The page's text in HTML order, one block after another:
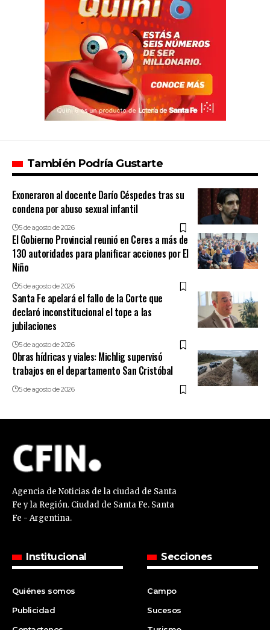
También Podría Gustarte
Exoneraron al docente Darío Céspedes tras su
condena por abuso sexual infantil
5 de agosto de 2026
El Gobierno Provincial reunió en Ceres a más de
130 autoridades para planificar acciones por El
Niño
5 de agosto de 2026
Santa Fe apelará el fallo de la Corte que
declaró inconstitucional el tope a las
jubilaciones
5 de agosto de 2026
Obras hídricas y viales: Michlig supervisó
trabajos en el departamento San Cristóbal
5 de agosto de 2026
Agencia de Noticias de la ciudad de Santa
Fe y la Región. Ciudad de Santa Fe. Santa
Fe - Argentina.
Institucional
Quiénes somos
Publicidad
Secciones
Campo
Sucesos